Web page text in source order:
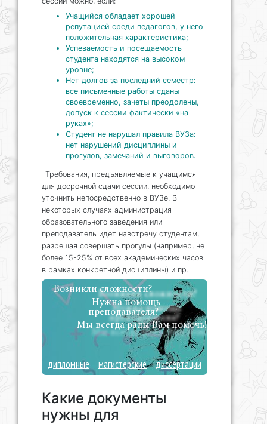
Учащийся обладает хорошей
репутацией среди педагогов, у него
положительная характеристика;
Успеваемость и посещаемость
студента находятся на высоком
уровне;
Нет долгов за последний семестр:
все письменные работы сданы
своевременно, зачеты преодолены,
допуск к сессии фактически «на
руках»;
Студент не нарушал правила ВУЗа:
нет нарушений дисциплины и
прогулов, замечаний и выговоров.
Требования, предъявляемые к учащимся
для досрочной сдачи сессии, необходимо
уточнить непосредственно в ВУЗе. В
некоторых случаях администрация
образовательного заведения или
преподаватель идет навстречу студентам,
разрешая совершать прогулы (например, не
более 15-25% от всех академических часов
в рамках конкретной дисциплины) и пр.
Возникли сложности?
Нужна помощь
преподавателя?
Мы всегда рады Вам помочь!
дипломные магистерские диссертации
Какие документы
нужны для